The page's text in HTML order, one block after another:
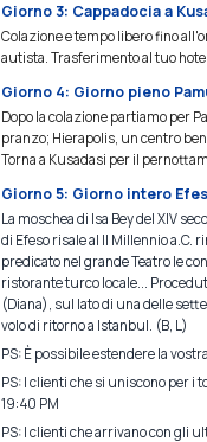
Giorno 3: Cappadocia a
Colazione e tempo libero fino
autista. Trasferimento al tuo
Giorno 4: Giorno pieno
Dopo la colazione partiamo per
pranzo; Hierapolis, un centro
Torna a Kusadasi per il
Giorno 5: Giorno intero
La moschea di Isa Bey del XIV
di Efeso risale al II Millennio a.C.
predicato nel grande Teatro le
ristorante turco locale...
(Diana), sul lato di una delle
volo di ritorno a Istanbul. (B, L)
PS: È possibile estendere la
PS: I clienti che si uniscono per
19:40 PM
PS: I clienti che arrivano con gli